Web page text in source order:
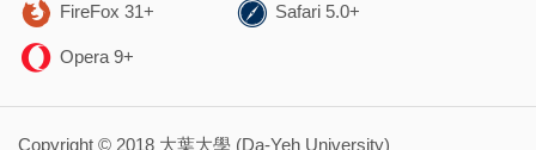
FireFox 31+ Safari 5.0+
Opera 9+
Copyright © 2018 大葉大學 (Da-Yeh University)